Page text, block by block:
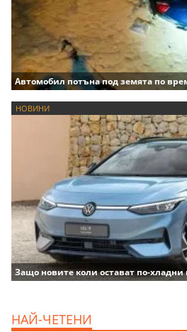
Автомобил потъна под земята по
НОВИНИ
Защо новите коли остават по-хладни
НАЙ-ЧЕТЕНИ